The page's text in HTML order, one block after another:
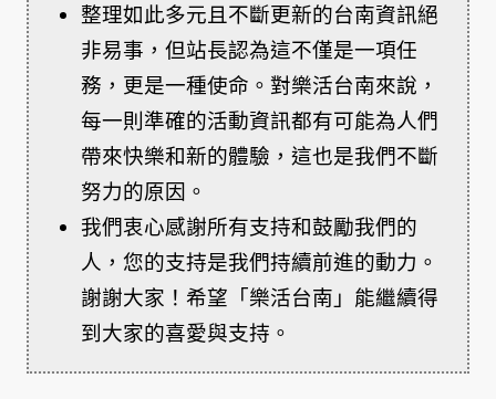
整理如此多元且不斷更新的台南資訊絕
非易事，但站長認為這不僅是一項任
務，更是一種使命。對樂活台南來說，
每一則準確的活動資訊都有可能為人們
帶來快樂和新的體驗，這也是我們不斷
努力的原因。
我們衷心感謝所有支持和鼓勵我們的
人，您的支持是我們持續前進的動力。
謝謝大家！希望「樂活台南」能繼續得
到大家的喜愛與支持。